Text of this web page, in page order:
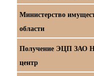
Министерство
области
Получение ЭЦП ЗАО
центр